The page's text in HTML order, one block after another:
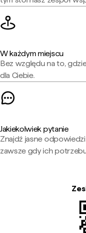
W każdym miejscu
Bez względu na to,
dla Ciebie.
Jakiekolwiek pytanie
Znajdź jasne
zawsze gdy ich